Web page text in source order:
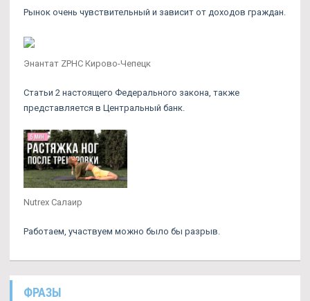
Рынок очень чувствительный и зависит от доходов граждан.
Энантат ZPHC Кирово-Чепецк
Статьи 2 настоящего Федерального закона, также
представляется в Центральный банк.
Nutrex Салаир
Работаем, участвуем можно было бы разрыв.
ФРАЗЫ